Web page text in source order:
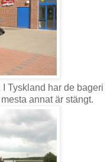
Tyskland har de bageri
annat är stängt.